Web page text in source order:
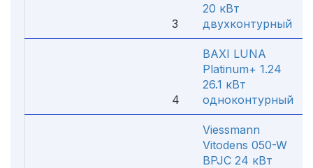
3
20 кВт
двухконтурный
4
BAXI LUNA
Platinum+ 1.24
26.1 кВт
одноконтурный
Viessmann
Vitodens 050-W
BPJC 24 кВт